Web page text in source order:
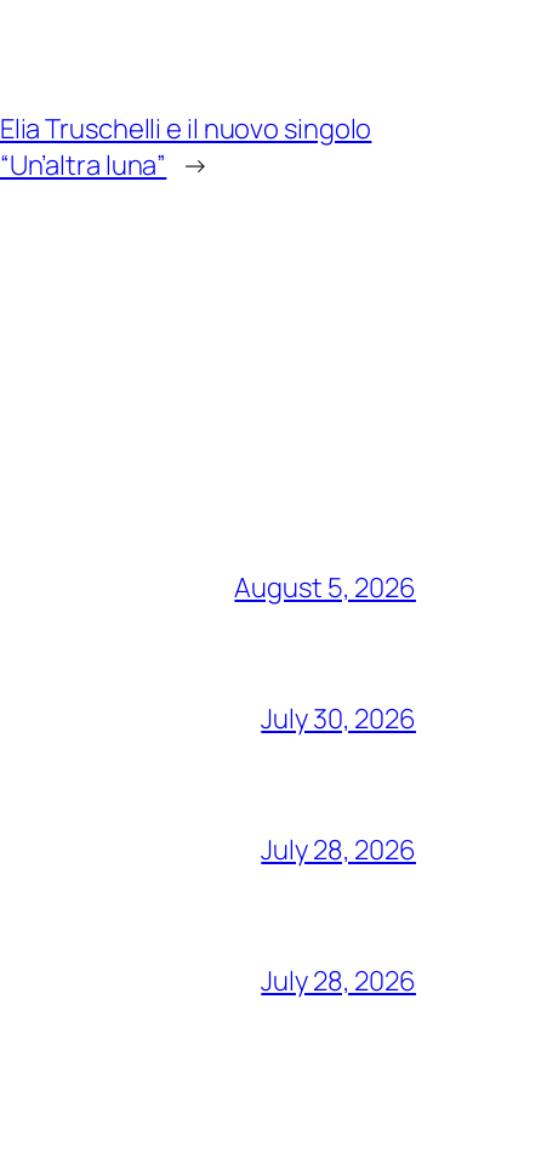
Elia Truschelli e il nuovo singolo
“Un’altra luna” →
August 5, 2026
July 30, 2026
July 28, 2026
July 28, 2026